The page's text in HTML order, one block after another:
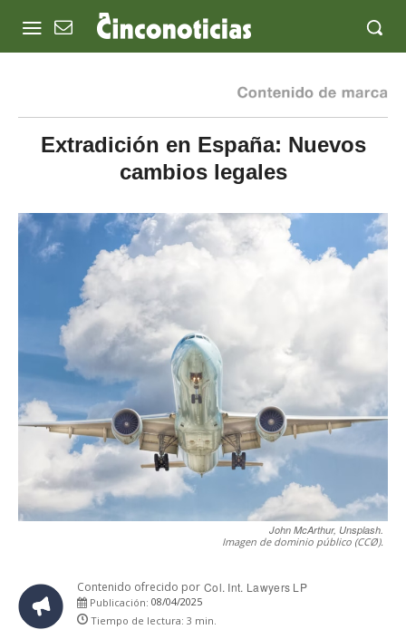
Extradición en España: Nuevos
cambios legales
John McArthur, Unsplash.
Imagen de dominio público (CCØ).
Contenido ofrecido por Col. Int. Lawyers LP
Publicación: 08/04/2025
Tiempo de lectura: 3 min.